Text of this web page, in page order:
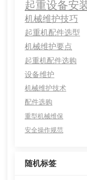
起重设备安
机械维护技巧
起重机配件选型
机械维护要点
起重机配件选购
设备维护
机械维护技术
配件选购
重型机械维保
安全操作规范
随机标签